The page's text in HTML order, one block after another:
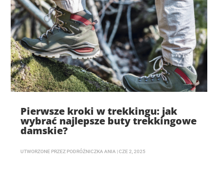
Pierwsze kroki w trekkingu: jak
wybrać najlepsze buty trekkingowe
damskie?
UTWORZONE PRZEZ PODRÓŻNICZKA ANIA |CZE 2, 2025